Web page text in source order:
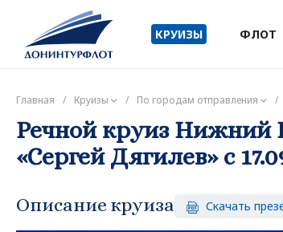
КРУИЗЫ ФЛОТ
Главная / Круизы / По городам отправления /
Речной круиз Нижний
«Сергей Дягилев» с
Описание круиза Скачать